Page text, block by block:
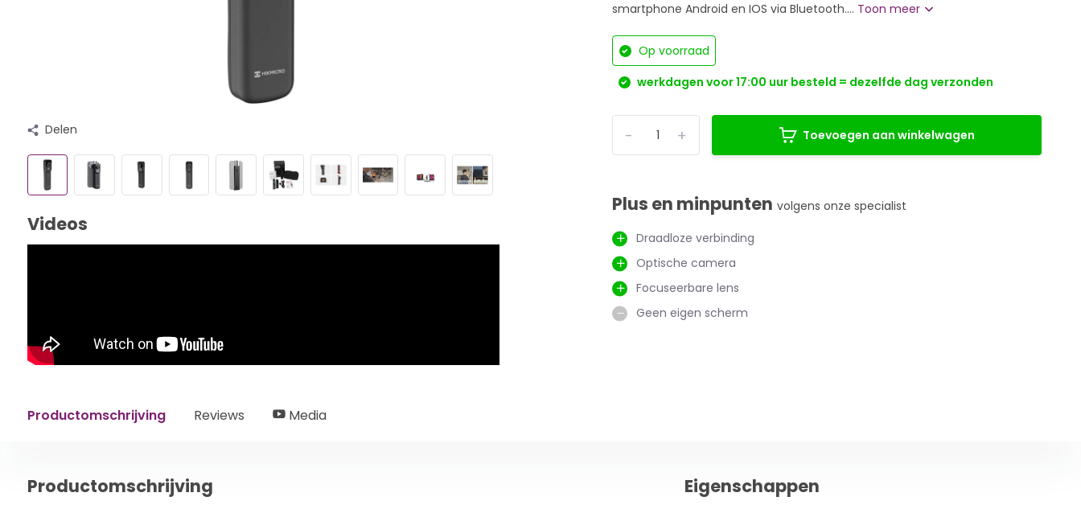
Delen
Videos
smartphone Android en IOS via Bluetooth.... Toon meer
Op voorraad
werkdagen voor 17:00 uur besteld = dezelfde dag verzonden
+
- Toevoegen aan winkelwagen
Plus en minpunten volgens onze specialist
Draadloze verbinding
Optische camera
Focuseerbare lens
Geen eigen scherm
Productomschrijving Reviews Media
Productomschrijving
Eigenschappen